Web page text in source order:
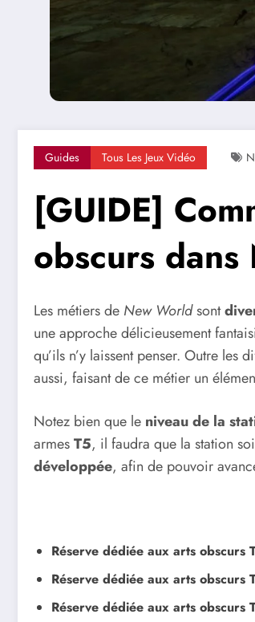
Guides Tous Les Jeux Vidéo
[GUIDE]
obscurs
Les métiers de New Worldsont
une approche délicieusement
qu’ils n’y laissent penser. Outre les
aussi, faisant de ce métier un
Notez bien que le niveau de la
armesT5, il faudra que la station
développée, afin de pouvoir
Réserve dédiée aux arts obscurs
Réserve dédiée aux arts obscurs
Réserve dédiée aux arts obscurs